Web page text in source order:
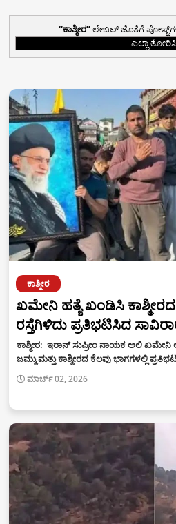
ಕಾಶ್ಮೀರ ಲೇಬಲ್ ಜೊತೆಗೆ
ಎಲ್ಲಾ ತೋರಿಸಿ
ಕಾಶ್ಮೀರ
ಖಮೇನಿ ಹತ್ಯೆ ಖಂಡಿಸಿ
ರಸ್ತೆಗಿಳಿದು ಪ್ರತಿಭಟಿಸಿದ
ಕಾಶ್ಮೀರ: ಇರಾನ್ ಸುಪ್ರೀಂ ನಾಯಕ ಅಲಿ
ಜಮ್ಮು ಮತ್ತು ಕಾಶ್ಮೀರದ ಕೆಲವು ಭಾಗಗಳಲ್ಲಿ
ಮಾರ್ಚ್ 02, 2026